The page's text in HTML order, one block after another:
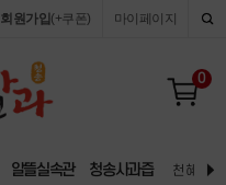
마이페이지
회원가입 (+쿠폰)
0
알뜰실속관 청송사과즙 천혜 자